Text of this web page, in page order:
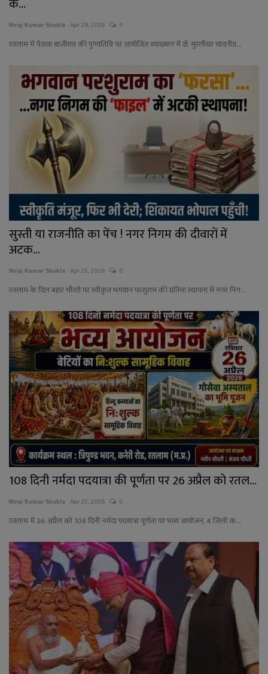
के...
Niraj Kumar Shukla Apr 29, 2026 0
रतलाम में पेशवा बाजीराव की पुण्यतिथि पर आयोजित व्याख्यान में डॉ. मुरलीधर चांदनीव...
सुस्ती या राजनीति का पेंच ! नगर निगम की दीवारों में
अटक...
Niraj Kumar Shukla Apr 25, 2026 0
रतलाम के दिल बहार चौराहे पर स्वीकृत भगवान परशुराम की प्रतिमा स्थापना में नगर निग...
108 दिनी नर्मदा पदयात्रा की पूर्णता पर 26 अप्रैल को रतल...
Niraj Kumar Shukla Apr 25, 2026 0
रतलाम में 26 अप्रैल को 108 दिनी नर्मदा पदयात्रा पूर्णता पर भव्य आयोजन, 4 जिलों क...